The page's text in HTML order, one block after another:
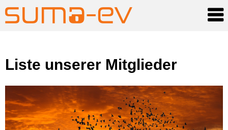
to
Liste unserer Mitglieder